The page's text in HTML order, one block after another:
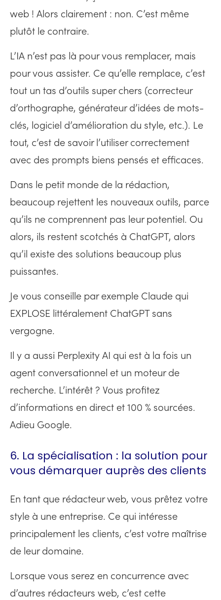
web ! Alors clairement : non. C’est même
plutôt le contraire.
L’IA n’est pas là pour vous remplacer, mais
pour vous assister. Ce qu’elle remplace, c’est
tout un tas d’outils super chers (correcteur
d’orthographe, générateur d’idées de mots-
clés, logiciel d’amélioration du style, etc.). Le
tout, c’est de savoir l’utiliser correctement
avec des prompts biens pensés et efficaces.
Dans le petit monde de la rédaction,
beaucoup rejettent les nouveaux outils, parce
qu’ils ne comprennent pas leur potentiel. Ou
alors, ils restent scotchés à ChatGPT, alors
qu’il existe des solutions beaucoup plus
puissantes.
Je vous conseille par exemple Claude qui
EXPLOSE littéralement ChatGPT sans
vergogne.
Il y a aussi Perplexity AI qui est à la fois un
agent conversationnel et un moteur de
recherche. L’intérêt ? Vous profitez
d’informations en direct et 100 % sourcées.
Adieu Google.
6. La spécialisation : la solution pour
vous démarquer auprès des clients
En tant que rédacteur web, vous prêtez votre
style à une entreprise. Ce qui intéresse
principalement les clients, c’est votre maîtrise
de leur domaine.
Lorsque vous serez en concurrence avec
d’autres rédacteurs web, c’est cette